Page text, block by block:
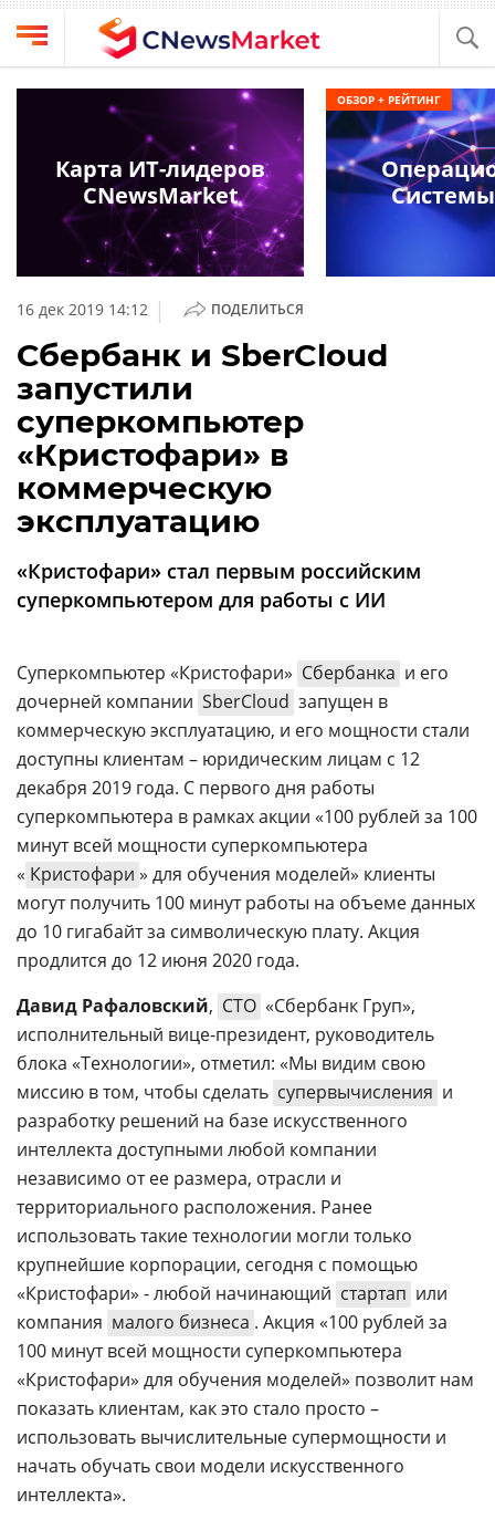
Выбрать
провайдера
Компании
обзоры
кабинет
О
проекте
CNews
Аналитика
Техника
Об
издании
Реклама
Вакансии
Контакты
Max
Telegram
Дзен
VK
Rutube
CNews
Конференции
Техника
16 дек 2019 14:12 | ПОДЕЛИТЬСЯ
Сбербанк и SberCloud
запустили
суперкомпьютер
«Кристофари» в
коммерческую
эксплуатацию
«Кристофари» стал первым российским
суперкомпьютером для работы с ИИ
Суперкомпьютер «Кристофари» Сбербанка и его
дочерней компании SberCloud запущен в
коммерческую эксплуатацию, и его мощности стали
доступны клиентам – юридическим лицам с 12
декабря 2019 года. С первого дня работы
суперкомпьютера в рамках акции «100 рублей за 100
минут всей мощности суперкомпьютера
« Кристофари » для обучения моделей» клиенты
могут получить 100 минут работы на объеме данных
до 10 гигабайт за символическую плату. Акция
продлится до 12 июня 2020 года.
Давид Рафаловский, СТО «Сбербанк Груп»,
исполнительный вице-президент, руководитель
блока «Технологии», отметил: «Мы видим свою
миссию в том, чтобы сделать супервычисления и
разработку решений на базе искусственного
интеллекта доступными любой компании
независимо от ее размера, отрасли и
территориального расположения. Ранее
использовать такие технологии могли только
крупнейшие корпорации, сегодня с помощью
«Кристофари» - любой начинающий стартап или
компания малого бизнеса . Акция «100 рублей за
100 минут всей мощности суперкомпьютера
«Кристофари» для обучения моделей» позволит нам
показать клиентам, как это стало просто –
использовать вычислительные супермощности и
начать обучать свои модели искусственного
интеллекта».
Карта ИТ-лидеров
CNewsMarket
Системы
ОБЗОР + РЕЙТИНГ